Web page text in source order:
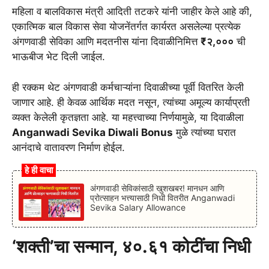
महिला व बालविकास मंत्री आदिती तटकरे यांनी जाहीर केले आहे की,
एकात्मिक बाल विकास सेवा योजनेंतर्गत कार्यरत असलेल्या प्रत्येक
अंगणवाडी सेविका आणि मदतनीस यांना दिवाळीनिमित्त ₹२,००० ची
भाऊबीज भेट दिली जाईल.
ही रक्कम थेट अंगणवाडी कर्मचाऱ्यांना दिवाळीच्या पूर्वी वितरित केली
जाणार आहे. ही केवळ आर्थिक मदत नसून, त्यांच्या अमूल्य कार्याप्रती
व्यक्त केलेली कृतज्ञता आहे. या महत्त्वाच्या निर्णयामुळे, या दिवाळीला
Anganwadi Sevika Diwali Bonus मुळे त्यांच्या घरात
आनंदाचे वातावरण निर्माण होईल.
हे ही वाचा
अंगणवाडी सेविकांसाठी खुशखबर! मानधन आणि
प्रोत्साहन भत्त्यासाठी निधी वितरीत Anganwadi
Sevika Salary Allowance
‘शक्ती’चा सन्मान, ४०.६१ कोटींचा निधी